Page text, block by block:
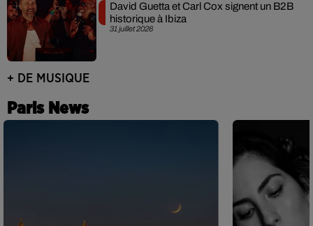
31 juillet 2026
David Guetta et Carl Cox signent un B2B
historique à Ibiza
+ DE MUSIQUE
Paris News